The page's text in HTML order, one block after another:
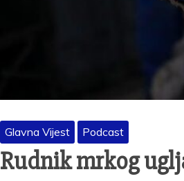
Glavna Vijest Podcast
Rudnik mrkog